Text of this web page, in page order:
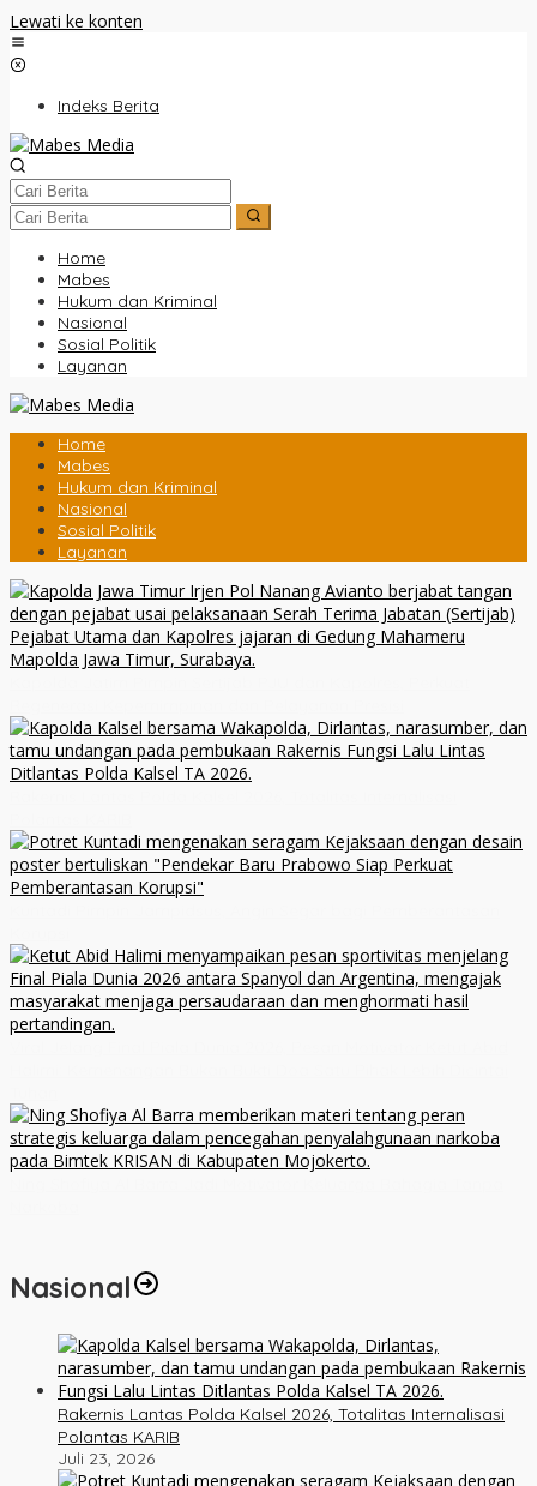
Lewati ke konten
Indeks Berita
Home
Mabes
Hukum dan Kriminal
Nasional
Sosial Politik
Layanan
Home
Mabes
Hukum dan Kriminal
Nasional
Sosial Politik
Layanan
Nasional
Rakernis Lantas Polda Kalsel 2026, Totalitas Internalisasi
Polantas KARIB
Juli 23, 2026